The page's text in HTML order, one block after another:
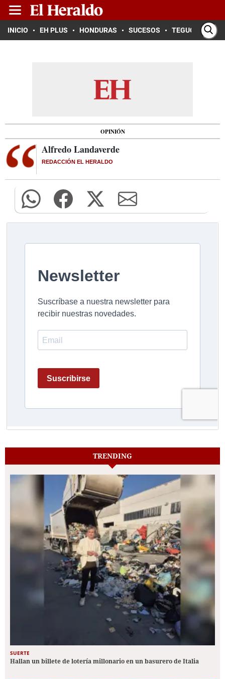
INICIO EH PLUS HONDURAS SUCESOS TEGUCIGALPA
OPINIÓN
Alfredo Landaverde
REDACCIÓN EL HERALDO
TRENDING
SUERTE
Hallan un billete de lotería millonario en un basurero de Italia